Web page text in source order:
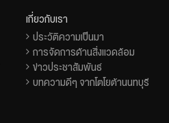
เกี่ยวกับเรา
ประวัติความเป็นมา
การจัดการด้านสิ่งแวดล้อม
ข่าวประชาสัมพันธ์
บทความดีๆ จากโตโยต้านนทบุรี